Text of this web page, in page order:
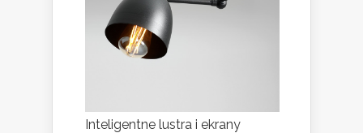
Inteligentne lustra i ekrany